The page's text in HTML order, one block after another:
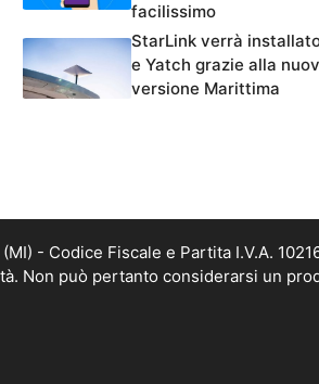
facilissimo
StarLink verrà
e Yatch grazie alla
versione Marittima
- Codice Fiscale e Partita I.V.A.
Non può pertanto considerarsi un